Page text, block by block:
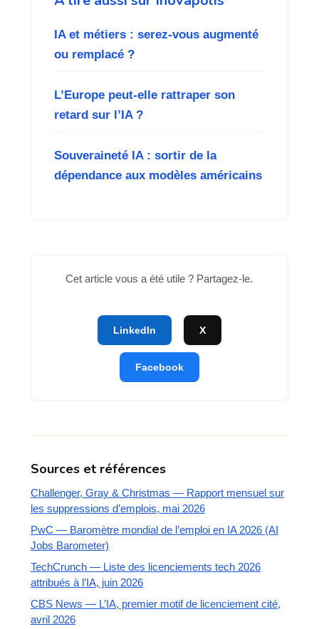
IA et métiers : serez-vous augmenté
ou remplacé ?
L’Europe peut-elle rattraper son
retard sur l’IA ?
Souveraineté IA : sortir de la
dépendance aux modèles américains
Cet article vous a été utile ? Partagez-le.
LinkedIn X
Facebook
Sources et références
Challenger, Gray & Christmas — Rapport mensuel sur
les suppressions d’emplois, mai 2026
PwC — Baromètre mondial de l’emploi en IA 2026 (AI
Jobs Barometer)
TechCrunch — Liste des licenciements tech 2026
attribués à l’IA, juin 2026
CBS News — L’IA, premier motif de licenciement cité,
avril 2026